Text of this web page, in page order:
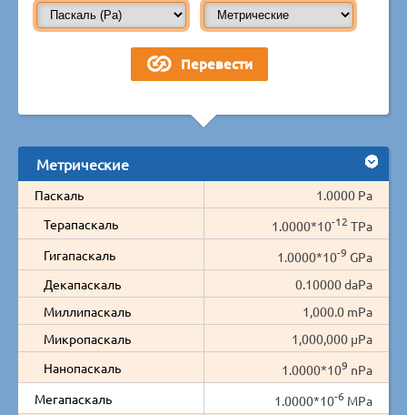
Метрические
Паскаль
1.0000 Pa
Терапаскаль
1.0000*10-12 TPa
Гигапаскаль
1.0000*10-9 GPa
Декапаскаль
0.10000 daPa
Миллипаскаль
1,000.0 mPa
Микропаскаль
1,000,000 µPa
Нанопаскаль
1.0000*109 nPa
Мегапаскаль
1.0000*10-6 MPa